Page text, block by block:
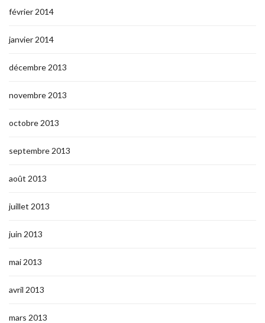
février 2014
janvier 2014
décembre 2013
novembre 2013
octobre 2013
septembre 2013
août 2013
juillet 2013
juin 2013
mai 2013
avril 2013
mars 2013